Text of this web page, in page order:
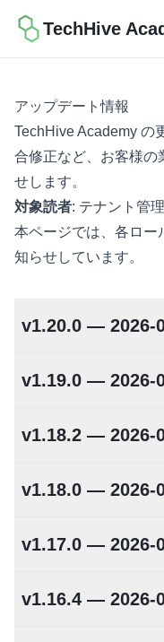
TechHive
アップデート情報
TechHive Academy の
合修正など、お客様の
せします。
対象読者: テナント管
本ページでは、各ロー
知らせしています。
v1.20.0 — 2026-
v1.19.0 — 2026-
v1.18.2 — 2026-
v1.18.0 — 2026-
v1.17.0 — 2026-
v1.16.4 — 2026-